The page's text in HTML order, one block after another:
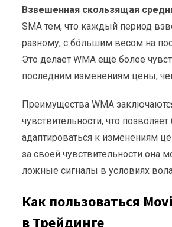
Взвешенная скользящая
SMA тем, что каждый период
разному, с бóльшим весом на
Это делает WMA ещё более
последним изменениям цены,
Преимущества WMA
чувствительности, что
адаптироваться к изменениям
за своей чувствительности она
ложные сигналы в условиях
Как пользоваться
в Трейдинге